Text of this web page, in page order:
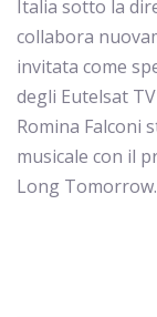
Italia sotto la
collabora
invitata come
degli Eutelsat
Romina Falconi
musicale con il
Long Tomorrow.